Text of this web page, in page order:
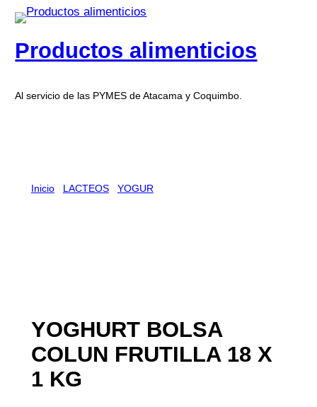
Productos alimenticios
Al servicio de las PYMES de Atacama y Coquimbo.
Inicio/ LACTEOS/ YOGUR
YOGHURT BOLSA
COLUN FRUTILLA 18 X
1 KG